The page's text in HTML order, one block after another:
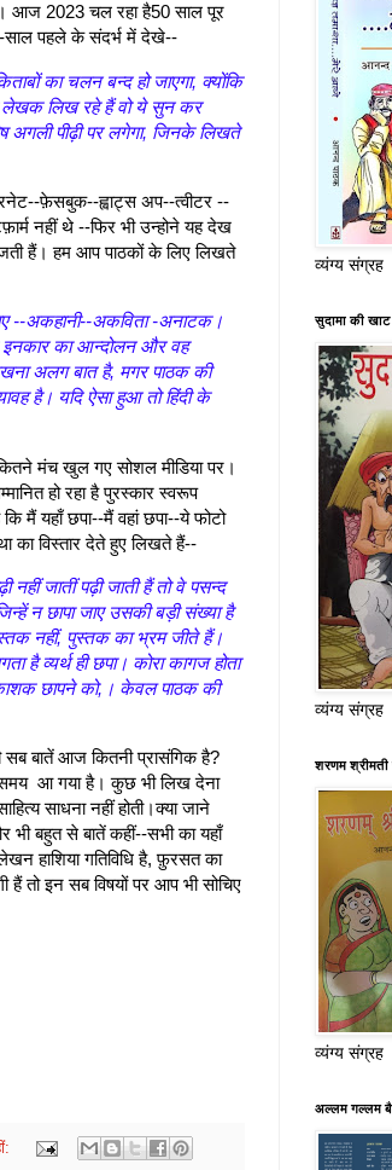
आज 2023 चल रहा है50 साल पूर
साल पहले के संदर्भ में देखे--
का चलन बन्द हो जाएगा, क्योंकि
लेखक लिख रहे हैं वो ये सुन कर
अगली पीढ़ी पर लगेगा, जिनके लिखते
फ़ेसबुक--ह्वाट्स अप--त्वीटर --
नहीं थे --फिर भी उन्होने यह देख
हैं। हम आप पाठकों के लिए लिखते
--अकहानी--अकविता -अनाटक।
इनकार का आन्दोलन और वह
अलग बात है, मगर पाठक की
है। यदि ऐसा हुआ तो हिंदी के
मंच खुल गए सोशल मीडिया पर।
हो रहा है पुरस्कार स्वरूप
मैं यहाँ छपा--मैं वहां छपा--ये फोटो
का विस्तार देते हुए लिखते हैं--
नहीं जातीं पढ़ी जाती हैं तो वे पसन्द
न छापा जाए उसकी बड़ी संख्या है
नहीं, पुस्तक का भ्रम जीते हैं।
है व्यर्थ ही छपा। कोरा कागज होता
छापने को,। केवल पाठक की
बातें आज कितनी प्रासंगिक है?
समय आ गया है। कुछ भी लिख देना
साधना नहीं होती।क्या जाने
बहुत से बातें कहीं--सभी का यहाँ
हाशिया गतिविधि है, फ़ुरसत का
हैं तो इन सब विषयों पर आप भी सोचिए
व्यंग्य संग्रह
सुदामा की खाट
व्यंग्य संग्रह
शरणम श्रीमती
व्यंग्य संग्रह
अल्लम गल्लम